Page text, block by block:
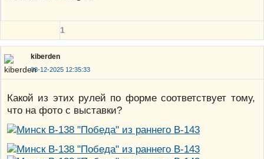
1
kiberden
08-12-2025 12:35:33
Какой из этих рулей по форме соответствует тому,
что на фото с выставки?